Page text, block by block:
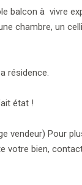
balcon à vivre
chambre, un
résidence.
état !
vendeur) Pour
votre bien,